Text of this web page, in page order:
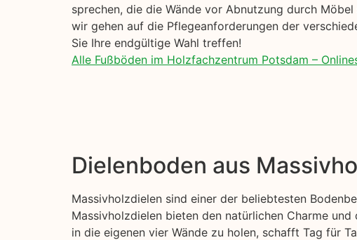
sprechen, die die Wände vor Abnutzung durch
wir gehen auf die Pflegeanforderungen der
Sie Ihre endgültige Wahl treffen!
Alle Fußböden im Holzfachzentrum Potsdam –
Dielenboden aus
Massivholzdielen sind einer der beliebtesten
Massivholzdielen bieten den natürlichen Charme
in die eigenen vier Wände zu holen, schafft Tag für